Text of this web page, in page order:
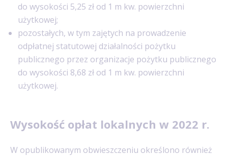
do wysokości 5,25 zł od 1 m kw. powierzchni
użytkowej;
pozostałych, w tym zajętych na prowadzenie
odpłatnej statutowej działalności pożytku
publicznego przez organizacje pożytku publicznego
do wysokości 8,68 zł od 1 m kw. powierzchni
użytkowej.
Wysokość opłat lokalnych w 2022 r.
W opublikowanym obwieszczeniu określono również